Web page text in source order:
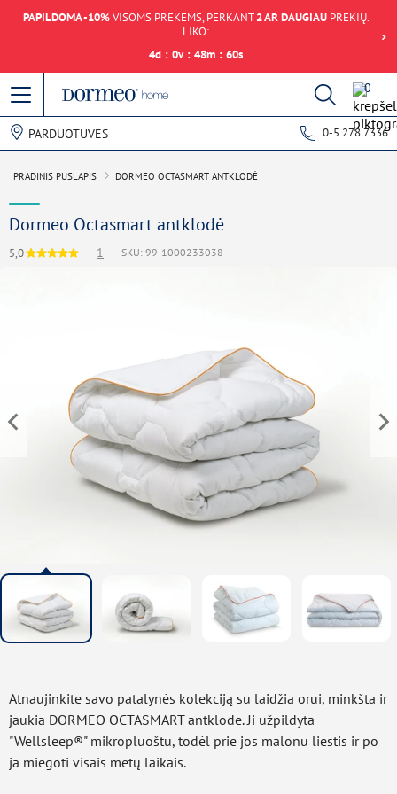
PAPILDOMA -10%VISOMS PREKĖMS, PERKANT2 AR DAUGIAUPREKIŲ.
LIKO:
4d : 0v : 48m : 60s
0
PARDUOTUVĖS 0-5 278 7336
PRADINIS PUSLAPIS DORMEO OCTASMART ANTKLODĖ
Dormeo Octasmart antklodė
5,0 1 SKU: 99-1000233038
Atnaujinkite savo patalynės kolekciją su laidžia orui, minkšta ir
jaukia DORMEO OCTASMART antklode. Ji užpildyta
"Wellsleep®" mikropluoštu, todėl prie jos malonu liestis ir po
ja miegoti visais metų laikais.